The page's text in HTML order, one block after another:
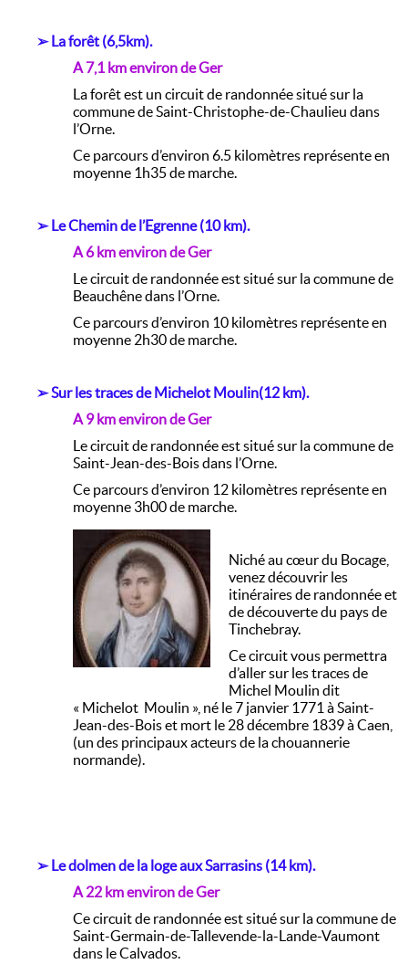
➢ La forêt (6,5km).
A 7,1 km environ de Ger
La forêt est un circuit de randonnée situé sur la
commune de Saint-Christophe-de-Chaulieu dans
l’Orne.
Ce parcours d’environ 6.5 kilomètres représente en
moyenne 1h35 de marche.
➢ Le Chemin de l’Egrenne (10 km).
A 6 km environ de Ger
Le circuit de randonnée est situé sur la commune de
Beauchêne dans l’Orne.
Ce parcours d’environ 10 kilomètres représente en
moyenne 2h30 de marche.
➢Sur les traces de Michelot Moulin(12 km).
A 9 km environ de Ger
Le circuit de randonnée est situé sur la commune de
Saint-Jean-des-Bois dans l’Orne.
Ce parcours d’environ 12 kilomètres représente en
moyenne 3h00 de marche.
Niché au cœur du Bocage,
venez découvrir les
itinéraires de randonnée et
de découverte du pays de
Tinchebray.
Ce circuit vous permettra
d’aller sur les traces de
Michel Moulin dit
« Michelot Moulin », né le 7 janvier 1771 à Saint-
Jean-des-Bois et mort le 28 décembre 1839 à Caen,
(un des principaux acteurs de la chouannerie
normande).
➢ Le dolmen de la loge aux Sarrasins (14 km).
A 22 km environ de Ger
Ce circuit de randonnée est situé sur la commune de
Saint-Germain-de-Tallevende-la-Lande-Vaumont
dans le Calvados.